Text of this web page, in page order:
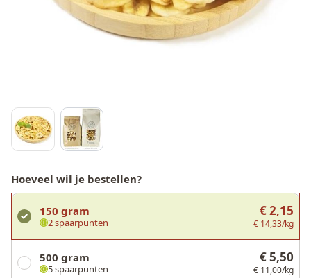
Hoeveel wil je bestellen?
150 gram
2 spaarpunten
€ 2,15
€ 14,33/kg
500 gram
5 spaarpunten
€ 5,50
€ 11,00/kg